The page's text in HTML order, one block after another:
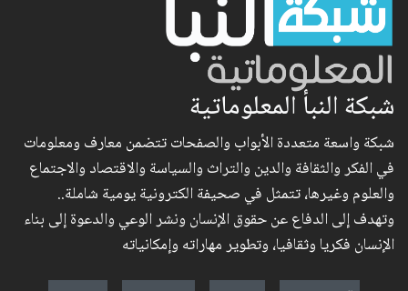
شبكة النبأ المعلوماتية
شبكة واسعة متعددة الأبواب والصفحات تتضمن معارف ومعلومات
في الفكر والثقافة والدين والتراث والسياسة والاقتصاد والاجتماع
والعلوم وغيرها، تتمثل في صحيفة الكترونية يومية شاملة..
وتهدف إلى الدفاع عن حقوق الإنسان ونشر الوعي والدعوة إلى بناء
الإنسان فكريا وثقافيا، وتطوير مهاراته وإمكانياته